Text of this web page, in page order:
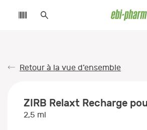
Retour à la vue d’ensemble
ZIRB Relaxt Recharge
2,5 ml